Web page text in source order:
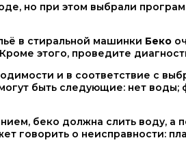
но при этом выбрали
в стиральной машинки Беко
этого, проведите
и в соответствие с
быть следующие: нет воды;
беко должна слить воду, а
говорить о неисправности: